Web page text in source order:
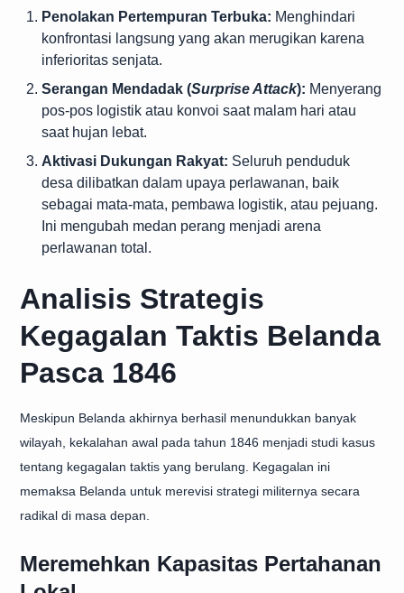
Penolakan Pertempuran Terbuka: Menghindari
konfrontasi langsung yang akan merugikan karena
inferioritas senjata.
Serangan Mendadak (Surprise Attack): Menyerang
pos-pos logistik atau konvoi saat malam hari atau
saat hujan lebat.
Aktivasi Dukungan Rakyat: Seluruh penduduk
desa dilibatkan dalam upaya perlawanan, baik
sebagai mata-mata, pembawa logistik, atau pejuang.
Ini mengubah medan perang menjadi arena
perlawanan total.
Analisis Strategis
Kegagalan Taktis Belanda
Pasca 1846
Meskipun Belanda akhirnya berhasil menundukkan banyak
wilayah, kekalahan awal pada tahun 1846 menjadi studi kasus
tentang kegagalan taktis yang berulang. Kegagalan ini
memaksa Belanda untuk merevisi strategi militernya secara
radikal di masa depan.
Meremehkan Kapasitas Pertahanan